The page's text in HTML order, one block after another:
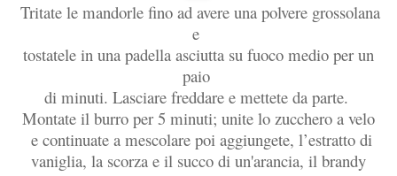
Tritate le mandorle fino ad avere una polvere grossolana
e
tostatele in una padella asciutta su fuoco medio per un
paio
di minuti. Lasciare freddare e mettete da parte.
Montate il burro per 5 minuti; unite lo zucchero a velo
e continuate a mescolare poi aggiungete, l’estratto di
vaniglia, la scorza e il succo di un'arancia, il brandy